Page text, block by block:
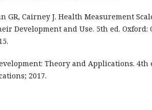
GR, Cairney J. Health Measurement
Development and Use. 5th ed. Oxford:
Theory and Applications. 4th
2017.